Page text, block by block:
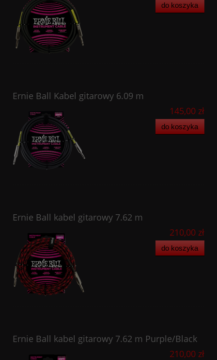
do koszyka
Ernie Ball Kabel gitarowy 6.09 m
145,00 zł
do koszyka
Ernie Ball kabel gitarowy 7.62 m
210,00 zł
do koszyka
Ernie Ball kabel gitarowy 7.62 m Purple/Black
210,00 zł